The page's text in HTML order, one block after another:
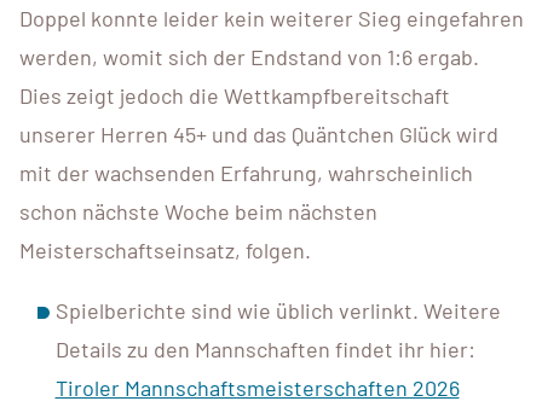
Doppel konnte leider kein weiterer Sieg eingefahren
werden, womit sich der Endstand von 1:6 ergab.
Dies zeigt jedoch die Wettkampfbereitschaft
unserer Herren 45+ und das Quäntchen Glück wird
mit der wachsenden Erfahrung, wahrscheinlich
schon nächste Woche beim nächsten
Meisterschaftseinsatz, folgen.
Spielberichte sind wie üblich verlinkt. Weitere
Details zu den Mannschaften findet ihr hier:
Tiroler Mannschaftsmeisterschaften 2026